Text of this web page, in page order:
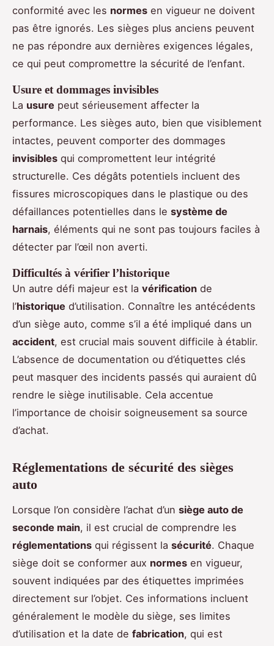
conformité avec les normes en vigueur ne doivent
pas être ignorés. Les sièges plus anciens peuvent
ne pas répondre aux dernières exigences légales,
ce qui peut compromettre la sécurité de l’enfant.
Usure et dommages invisibles
La usure peut sérieusement affecter la
performance. Les sièges auto, bien que visiblement
intactes, peuvent comporter des dommages
invisibles qui compromettent leur intégrité
structurelle. Ces dégâts potentiels incluent des
fissures microscopiques dans le plastique ou des
défaillances potentielles dans le système de
harnais, éléments qui ne sont pas toujours faciles à
détecter par l’œil non averti.
Difficultés à vérifier l’historique
Un autre défi majeur est la vérification de
l’historique d’utilisation. Connaître les antécédents
d’un siège auto, comme s’il a été impliqué dans un
accident, est crucial mais souvent difficile à établir.
L’absence de documentation ou d’étiquettes clés
peut masquer des incidents passés qui auraient dû
rendre le siège inutilisable. Cela accentue
l’importance de choisir soigneusement sa source
d’achat.
Réglementations de sécurité des sièges
auto
Lorsque l’on considère l’achat d’un siège auto de
seconde main, il est crucial de comprendre les
réglementations qui régissent la sécurité. Chaque
siège doit se conformer aux normes en vigueur,
souvent indiquées par des étiquettes imprimées
directement sur l’objet. Ces informations incluent
généralement le modèle du siège, ses limites
d’utilisation et la date de fabrication, qui est